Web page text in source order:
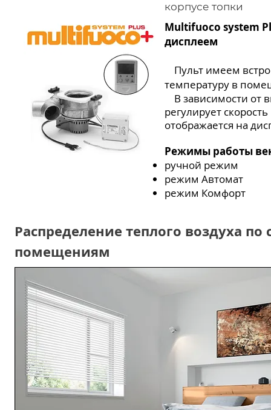
корпусе топки
Multifuoco system
дисплеем
Пульт имеем
температуру в
В зависимости от
регулирует
отображается на
Режимы работы
ручной режим
режим Автомат
режим Комфорт
Распределение теплого воздуха по
помещениям